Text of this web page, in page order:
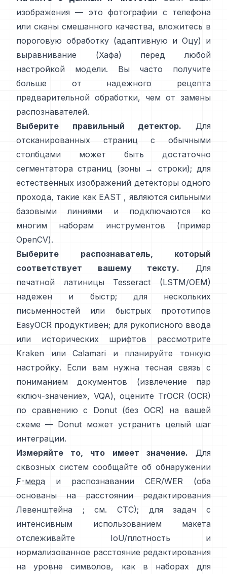
изображения — это фотографии с телефона
или сканы смешанного качества, вложитесь в
пороговую обработку (адаптивную и Оцу) и
выравнивание (Хафа) перед любой
настройкой модели. Вы часто получите
больше от надежного рецепта
предварительной обработки, чем от замены
распознавателей.
Выберите правильный детектор. Для
отсканированных страниц с обычными
столбцами может быть достаточно
сегментатора страниц (зоны → строки); для
естественных изображений детекторы одного
прохода, такие как EAST , являются сильными
базовыми линиями и подключаются ко
многим наборам инструментов (пример
OpenCV).
Выберите распознаватель, который
соответствует вашему тексту. Для
печатной латиницы
Tesseract (LSTM/OEM)
надежен и быстр; для нескольких
письменностей или быстрых прототипов
EasyOCR продуктивен; для рукописного ввода
или исторических шрифтов рассмотрите
Kraken
или Calamari
и планируйте тонкую
настройку. Если вам нужна тесная связь с
пониманием документов (извлечение пар
«ключ-значение», VQA), оцените TrOCR (OCR)
по сравнению с
Donut (без OCR) на вашей
схеме — Donut может устранить целый шаг
интеграции.
Измеряйте то, что имеет значение. Для
сквозных систем сообщайте об обнаружении
F-мера и распознавании CER/WER (оба
основаны на расстоянии редактирования
Левенштейна ; см.
CTC); для задач с
интенсивным использованием макета
отслеживайте IoU/плотность и
нормализованное расстояние редактирования
на уровне символов, как в
наборах для